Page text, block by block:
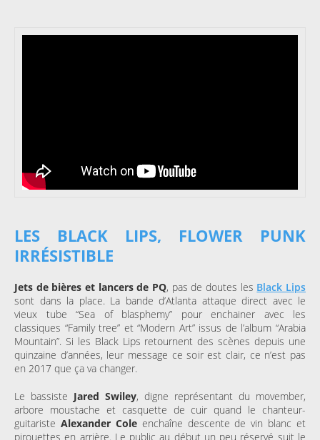
LES BLACK LIPS, FLOWER PUNK
IRRÉSISTIBLE
Jets de bières et lancers de PQ, pas de doutes les Black Lips
sont dans la place. La bande d’Atlanta attaque direct avec le
vieux tube “Sea of blasphemy” pour enchainer avec les
classiques “Family tree” et “Modern Art” issus de l’album “Arabia
Mountain”. Si les Black Lips retournent des scènes depuis une
quinzaine d’années, leur message ce soir est clair, ce n’est pas
en 2017 que ça va changer.
Le bassiste Jared Swiley, digne représentant du movember,
arbore moustache et casquette de cuir quand le chanteur-
guitariste Alexander Coleenchaîne descente de vin blanc et
pirouettes en arrière. Le public au début un peu réservé suit le